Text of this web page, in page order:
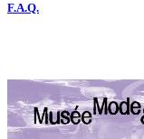
F.A.Q.